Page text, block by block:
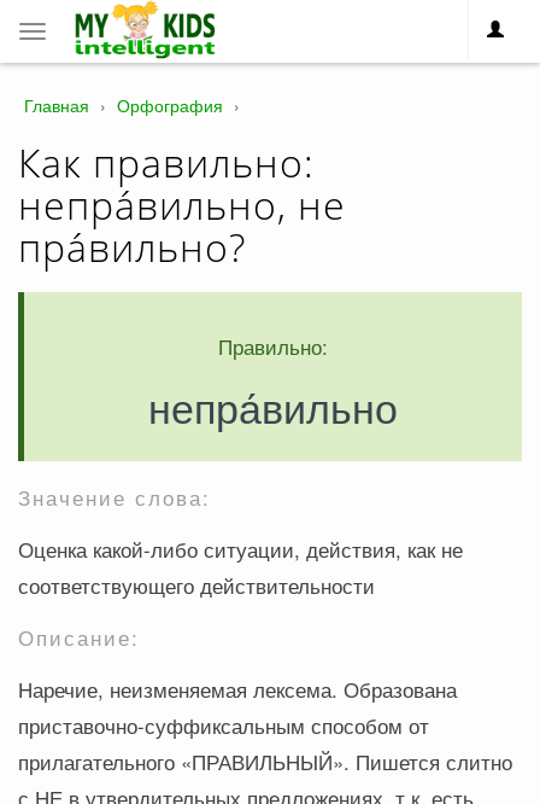
Toggle
navigation
Главная › Орфография ›
Как правильно:
непра́вильно, не
пра́вильно?
Правильно:
непра́вильно
Значение слова:
Оценка какой-либо ситуации, действия, как не
соответствующего действительности
Описание:
Наречие, неизменяемая лексема. Образована
приставочно-суффиксальным способом от
прилагательного «ПРАВИЛЬНЫЙ». Пишется слитно
с НЕ в утвердительных предложениях, т.к. есть